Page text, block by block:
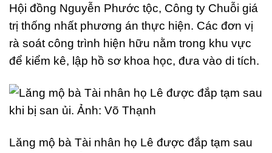
Hội đồng Nguyễn Phước tộc, Công ty Chuỗi giá
trị thống nhất phương án thực hiện. Các đơn vị
rà soát công trình hiện hữu nằm trong khu vực
để kiểm kê, lập hồ sơ khoa học, đưa vào di tích.
Lăng mộ bà Tài nhân họ Lê được đắp tạm sau